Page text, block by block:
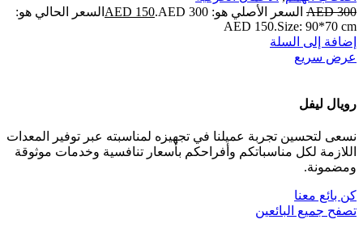
AED300 السعر الأصلي هو: AED 300.
AED 150
السعر الحالي هو:
AED 150.Size: 90*70 cm
إضافة إلى السلة
عرض سريع
رويال ليفل
نسعى لتحسين تجربة عميلنا في تجهيزه لمناسبته عبر توفير المعدات
اللازمة لكل مناسباتكم وأفراحكم بأسعار تنافسية وخدمات موثوقة
ومضمونة.
كن بائع معنا
تصفح جميع البائعين